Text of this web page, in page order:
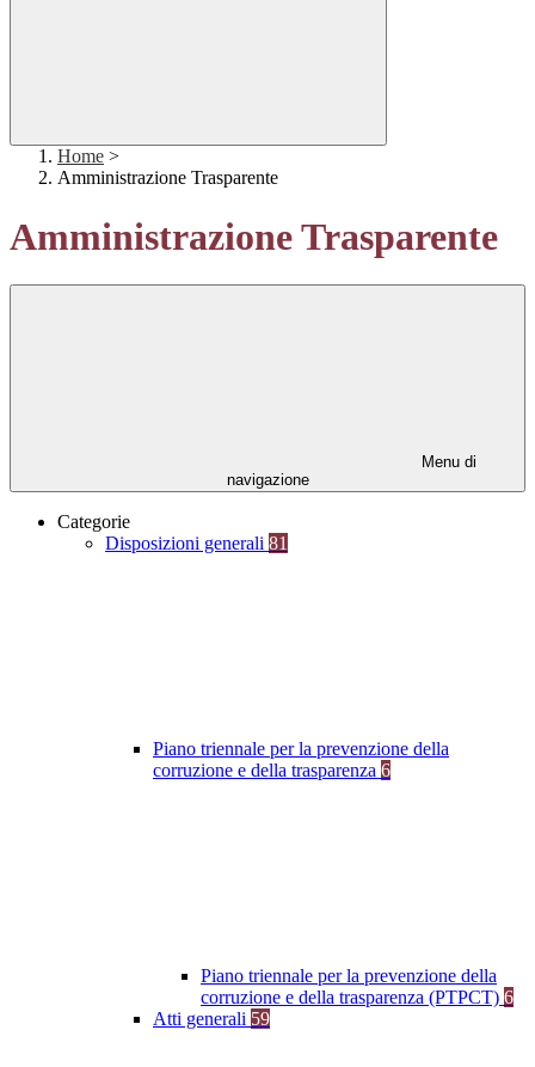
Home >
Amministrazione Trasparente
Amministrazione Trasparente
Menu di
navigazione
Categorie
Disposizioni generali 81
Piano triennale per la prevenzione della
corruzione e della trasparenza 6
Piano triennale per la prevenzione della
corruzione e della trasparenza (PTPCT) 6
Atti generali 59